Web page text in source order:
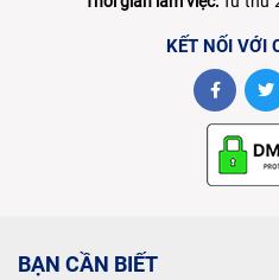
KẾT NỐI VỚI
BẠN CẦN BIẾT